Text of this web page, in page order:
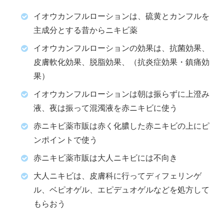
イオウカンフルローションは、硫黄とカンフルを
主成分とする昔からニキビ薬
イオウカンフルローションの効果は、抗菌効果、
皮膚軟化効果、脱脂効果、（抗炎症効果・鎮痛効
果）
イオウカンフルローションは朝は振らずに上澄み
液、夜は振って混濁液を赤ニキビに使う
赤ニキビ薬市販は赤く化膿した赤ニキビの上にピ
ンポイントで使う
赤ニキビ薬市販は大人ニキビには不向き
大人ニキビは、皮膚科に行ってディフェリンゲ
ル、ベピオゲル、エピデュオゲルなどを処方して
もらおう